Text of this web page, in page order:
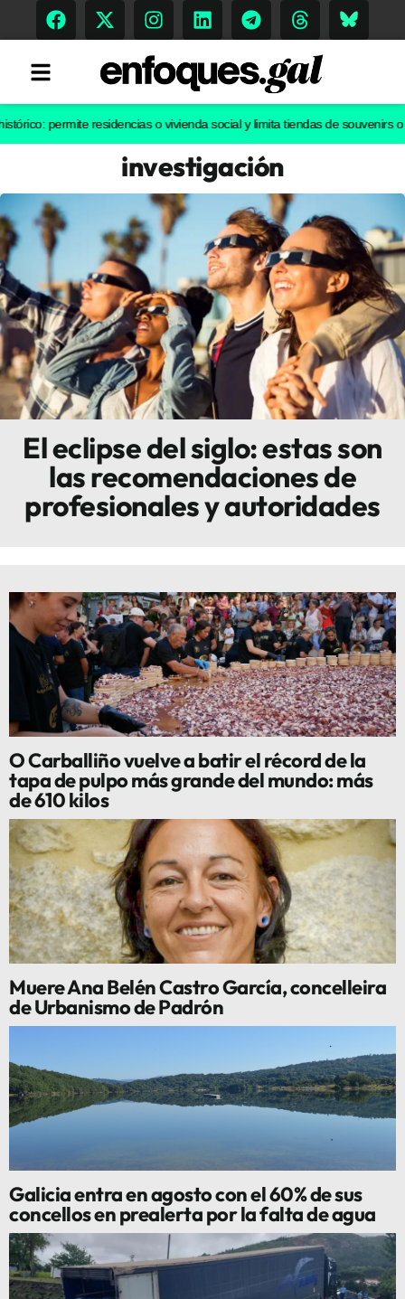
Memoria Histórica
Gastronomía
Escenarios
Sostenibilidad
Innova
permite residencias o vivienda social y limita tiendas de souvenirs o
investigación
El eclipse del siglo: estas son
las recomendaciones de
profesionales y autoridades
O Carballiño vuelve a batir el récord de la
tapa de pulpo más grande del mundo: más
de 610 kilos
Muere Ana Belén Castro García, concelleira
de Urbanismo de Padrón
Galicia entra en agosto con el 60% de sus
concellos en prealerta por la falta de agua